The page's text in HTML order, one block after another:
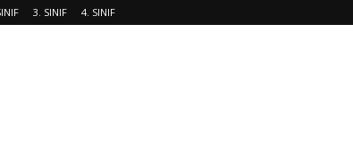
3. SINIF 4. SINIF